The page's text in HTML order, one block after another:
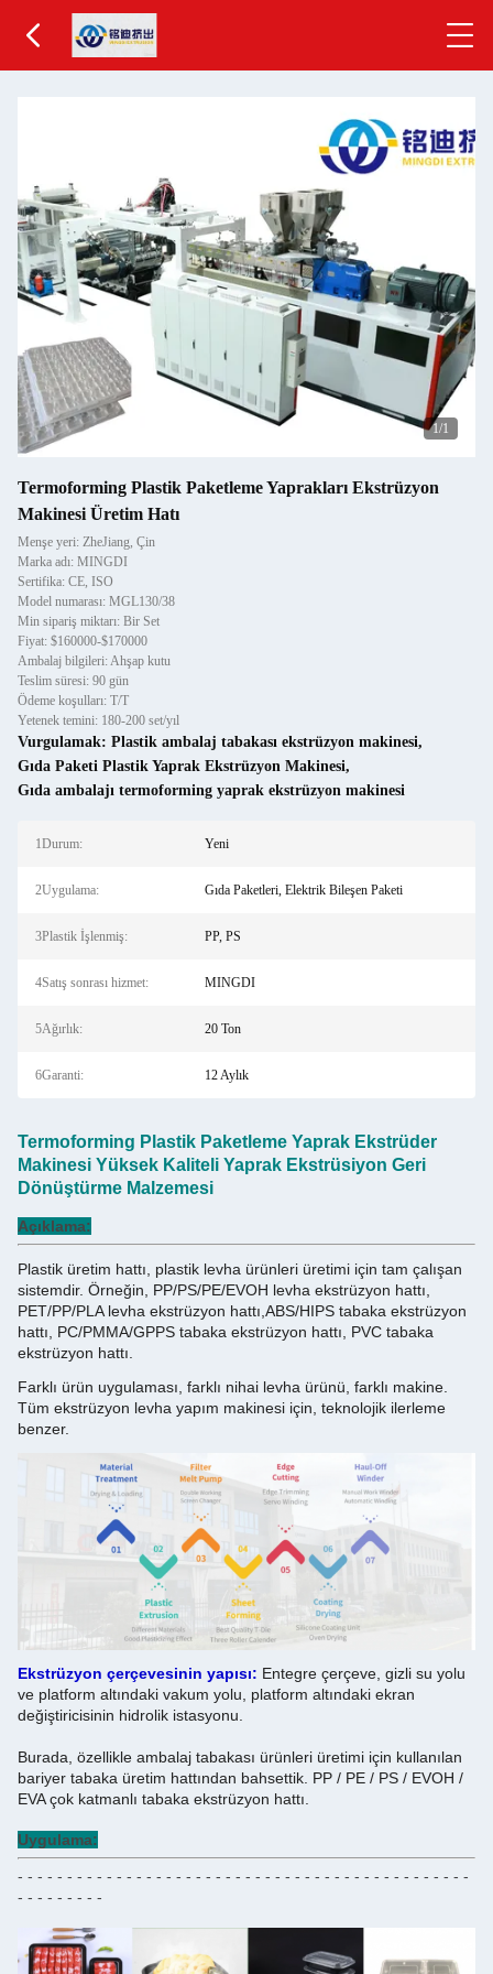
1/1
Termoforming Plastik Paketleme Yaprakları Ekstrüzyon
Makinesi Üretim Hatı
Menşe yeri: ZheJiang, Çin
Marka adı: MINGDI
Sertifika: CE, ISO
Model numarası: MGL130/38
Min sipariş miktarı: Bir Set
Fiyat: $160000-$170000
Ambalaj bilgileri: Ahşap kutu
Teslim süresi: 90 gün
Ödeme koşulları: T/T
Yetenek temini: 180-200 set/yıl
Vurgulamak: Plastik ambalaj tabakası ekstrüzyon makinesi,
Gıda Paketi Plastik Yaprak Ekstrüzyon Makinesi,
Gıda ambalajı termoforming yaprak ekstrüzyon makinesi
1Durum: Yeni
2Uygulama: Gıda Paketleri, Elektrik Bileşen Paketi
3Plastik İşlenmiş: PP, PS
4Satış sonrası hizmet: MINGDI
5Ağırlık: 20 Ton
6Garanti: 12 Aylık
Termoforming Plastik Paketleme Yaprak Ekstrüder
Makinesi Yüksek Kaliteli Yaprak Ekstrüsiyon Geri
Dönüştürme Malzemesi
Açıklama:
Plastik üretim hattı, plastik levha ürünleri üretimi için tam çalışan
sistemdir. Örneğin, PP/PS/PE/EVOH levha ekstrüzyon hattı,
PET/PP/PLA levha ekstrüzyon hattı,ABS/HIPS tabaka ekstrüzyon
hattı, PC/PMMA/GPPS tabaka ekstrüzyon hattı, PVC tabaka
ekstrüzyon hattı.
Farklı ürün uygulaması, farklı nihai levha ürünü, farklı makine.
Tüm ekstrüzyon levha yapım makinesi için, teknolojik ilerleme
benzer.
Ekstrüzyon çerçevesinin yapısı: Entegre çerçeve, gizli su yolu
ve platform altındaki vakum yolu, platform altındaki ekran
değiştiricisinin hidrolik istasyonu.
Burada, özellikle ambalaj tabakası ürünleri üretimi için kullanılan
bariyer tabaka üretim hattından bahsettik. PP / PE / PS / EVOH /
EVA çok katmanlı tabaka ekstrüzyon hattı.
Uygulama:
- - - - - - - - - - - - - - - - - - - - - - - - - - - - - - - - - - - - - - - - - - - - - -
- - - - - - - - -